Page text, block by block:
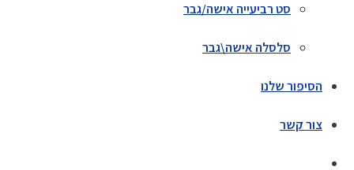
סט רביעייה אישה/גבר
סלסלה אישה\גבר
הסיפור שלנו
צור קשר